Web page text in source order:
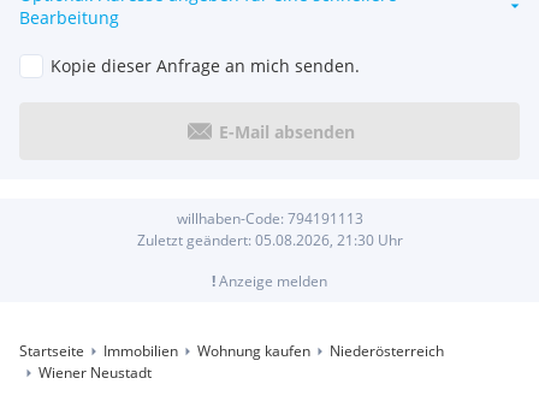
Bearbeitung
Kopie dieser Anfrage an mich senden.
E-Mail absenden
willhaben-Code: 794191113
Zuletzt geändert: 05.08.2026, 21:30Uhr
!Anzeige melden
Startseite Immobilien Wohnung kaufen
Niederösterreich
Wiener Neustadt